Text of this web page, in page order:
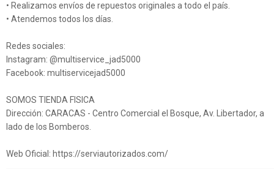
• Realizamos envíos de repuestos originales a todo el país.
• Atendemos todos los días.
Redes sociales:
Instagram: @multiservice_jad5000
Facebook: multiservicejad5000
SOMOS TIENDA FISICA
Dirección: CARACAS - Centro Comercial el Bosque, Av. Libertador, a
lado de los Bomberos.
Web Oficial: https://serviautorizados.com/